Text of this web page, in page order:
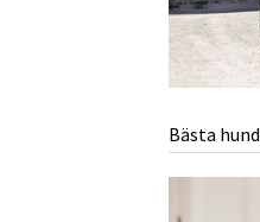
Bästa